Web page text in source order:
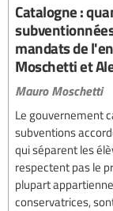
Catalogne :
mandats de
Moschetti et
Mauro Moschetti
Le gouvernement
subventions
qui séparent les
respectent pas le
plupart
conservatrices,